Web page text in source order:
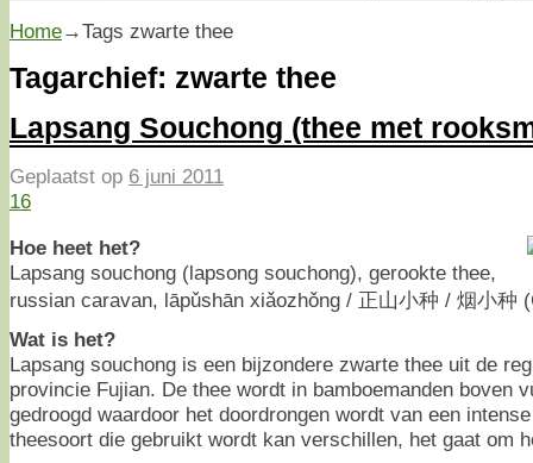
Home→Tags zwarte thee
Tagarchief: zwarte thee
Lapsang Souchong (thee met
Geplaatst op 6 juni 2011
16
Hoe heet het?
Lapsang souchong (lapsong souchong), gerookte thee,
russian caravan, lāpǔshān xiǎozhǒng / 正山小种 / 烟小种
Wat is het?
Lapsang souchong is een bijzondere zwarte thee uit de
provincie Fujian. De thee wordt in bamboemanden boven
gedroogd waardoor het doordrongen wordt van een
theesoort die gebruikt wordt kan verschillen, het gaat om